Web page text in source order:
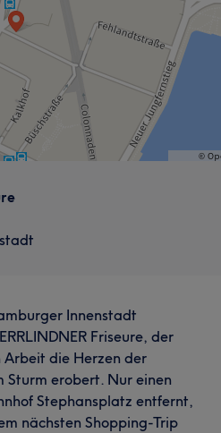
Innenstadt
Friseure, der
Arbeit die Herzen der
Sturm erobert. Nur einen
Stephansplatz entfernt,
nächsten Shopping-Trip